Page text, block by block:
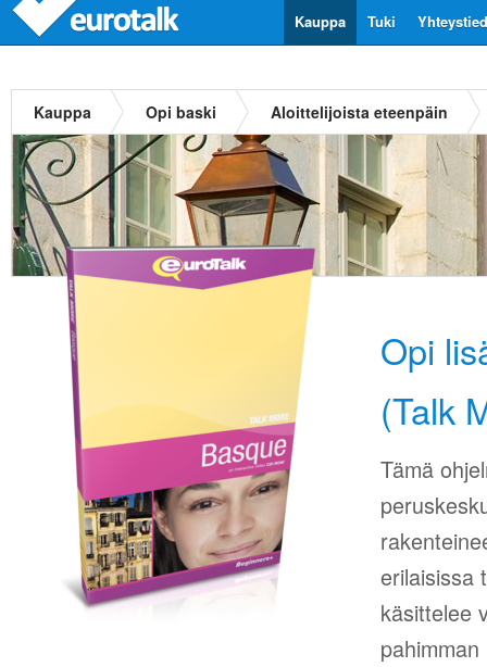
Tuki
Kauppa
Kauppa Opi baski Aloittelijoista eteenpäin
Opi
(Talk
Tämä
erilaisissa
käsittelee